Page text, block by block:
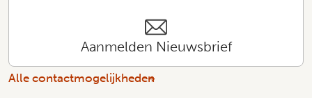
Aanmelden Nieuwsbrief
Alle contactmogelijkheden